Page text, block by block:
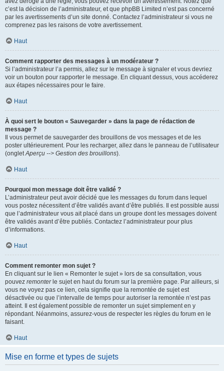
c’est la décision de l’administrateur, et que phpBB Limited n’est pas concerné
par les avertissements d’un site donné. Contactez l’administrateur si vous ne
comprenez pas les raisons de votre avertissement.
Haut
Comment rapporter des messages à un modérateur ?
Si l’administrateur l’a permis, allez sur le message à signaler et vous devriez
voir un bouton pour rapporter le message. En cliquant dessus, vous accéderez
aux étapes nécessaires pour le faire.
Haut
À quoi sert le bouton « Sauvegarder » dans la page de rédaction de
message ?
Il vous permet de sauvegarder des brouillons de vos messages et de les
poster ultérieurement. Pour les recharger, allez dans le panneau de l’utilisateur
(ongletAperçu --> Gestion des brouillons).
Haut
Pourquoi mon message doit être validé ?
L’administrateur peut avoir décidé que les messages du forum dans lequel
vous postez nécessitent d’être validés avant d’être publiés. Il est possible aussi
que l’administrateur vous ait placé dans un groupe dont les messages doivent
être validés avant d’être publiés. Contactez l’administrateur pour plus
d’informations.
Haut
Comment remonter mon sujet ?
En cliquant sur le lien « Remonter le sujet » lors de sa consultation, vous
pouvez remonterle sujet en haut du forum sur la première page. Par ailleurs, si
vous ne voyez pas ce lien, cela signifie que la remontée de sujet est
désactivée ou que l’intervalle de temps pour autoriser la remontée n’est pas
atteint. Il est également possible de remonter un sujet simplement en y
répondant. Néanmoins, assurez-vous de respecter les règles du forum en le
faisant.
Haut
Mise en forme et types de sujets